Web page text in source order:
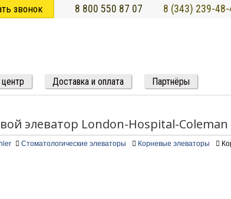
звонок 8 800 550 87 07 8 (343) 239-48-
Доставка и оплата Партнёры
элеватор London-Hospital-Coleman
Стоматологические элеваторы Корневые элеваторы